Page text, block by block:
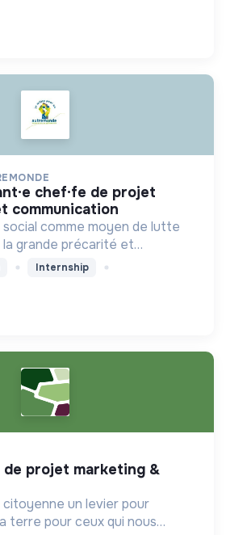
communication
comme moyen de lutte
grande précarité et
Internship
citoyenne un levier pour
terre pour ceux qui nous